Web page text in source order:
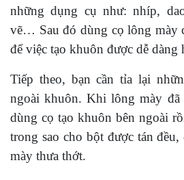
những dụng cụ như: nhíp,
vẽ… Sau đó dùng cọ lông mày
để việc tạo khuôn được dễ dàng
Tiếp theo, bạn cần tỉa lại
ngoài khuôn. Khi lông mày
dùng cọ tạo khuôn bên ngoài
trong sao cho bột được tán
mày thưa thớt.